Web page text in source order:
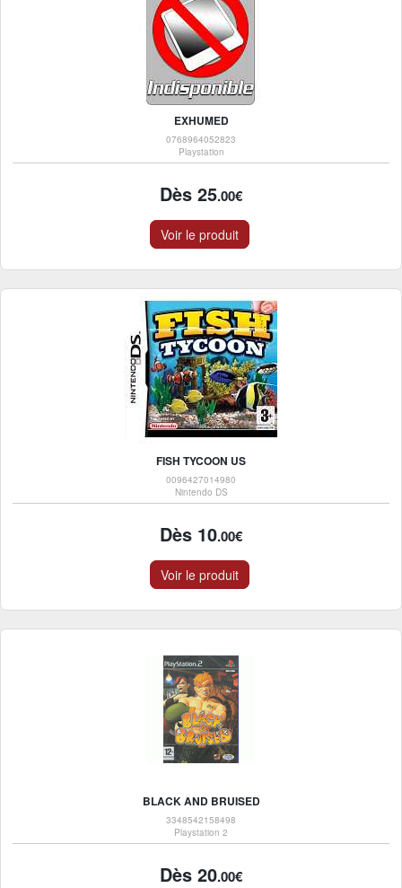
EXHUMED
0768964052823
Playstation
Dès 25.00€
Voir le produit
FISH TYCOON US
0096427014980
Nintendo DS
Dès 10.00€
Voir le produit
BLACK AND BRUISED
3348542158498
Playstation 2
Dès 20.00€